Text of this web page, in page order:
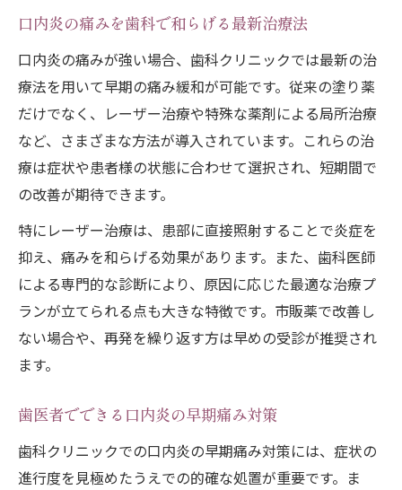
口内炎の痛みを歯科で和らげる最新治療法
口内炎の痛みが強い場合、歯科クリニックでは最新の治
療法を用いて早期の痛み緩和が可能です。従来の塗り薬
だけでなく、レーザー治療や特殊な薬剤による局所治療
など、さまざまな方法が導入されています。これらの治
療は症状や患者様の状態に合わせて選択され、短期間で
の改善が期待できます。
特にレーザー治療は、患部に直接照射することで炎症を
抑え、痛みを和らげる効果があります。また、歯科医師
による専門的な診断により、原因に応じた最適な治療プ
ランが立てられる点も大きな特徴です。市販薬で改善し
ない場合や、再発を繰り返す方は早めの受診が推奨され
ます。
歯医者でできる口内炎の早期痛み対策
歯科クリニックでの口内炎の早期痛み対策には、症状の
進行度を見極めたうえでの的確な処置が重要です。ま